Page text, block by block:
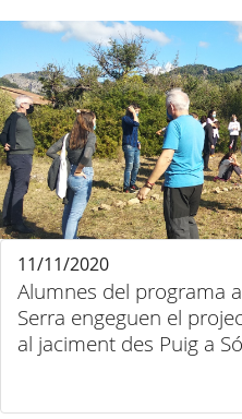
Alumnes del programa
Serra engeguen el
al jaciment des Puig a
11/11/2020